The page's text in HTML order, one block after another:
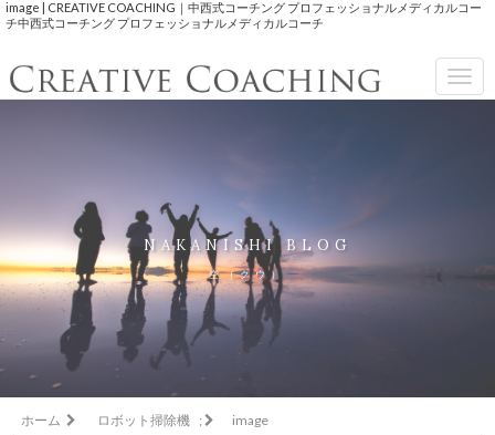
image | CREATIVE COACHING｜中西式コーチング プロフェッショナルメディカルコー
チ中西式コーチング プロフェッショナルメディカルコーチ
NAKANISHI BLOG
空（クウ）
ホーム ロボット掃除機 ; image